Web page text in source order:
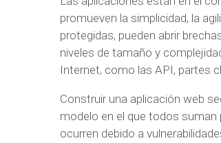
promueven la simplicidad, la
protegidas, pueden abrir
niveles de tamaño y
Internet, como las API, partes
Construir una aplicación web
modelo en el que todos
ocurren debido a